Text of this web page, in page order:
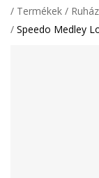
Termékek
Speedo Medley